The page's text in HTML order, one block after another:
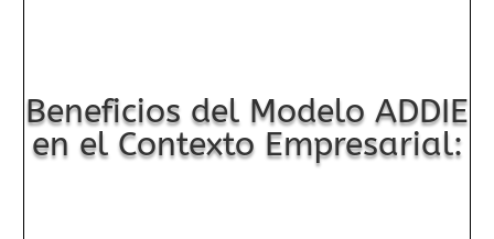
Beneficios del Modelo ADDIE
en el Contexto Empresarial: